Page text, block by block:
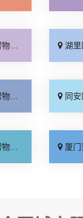
谱」 湖里区到巴
线」 同安区到
达」 厦门到巴音郭楞